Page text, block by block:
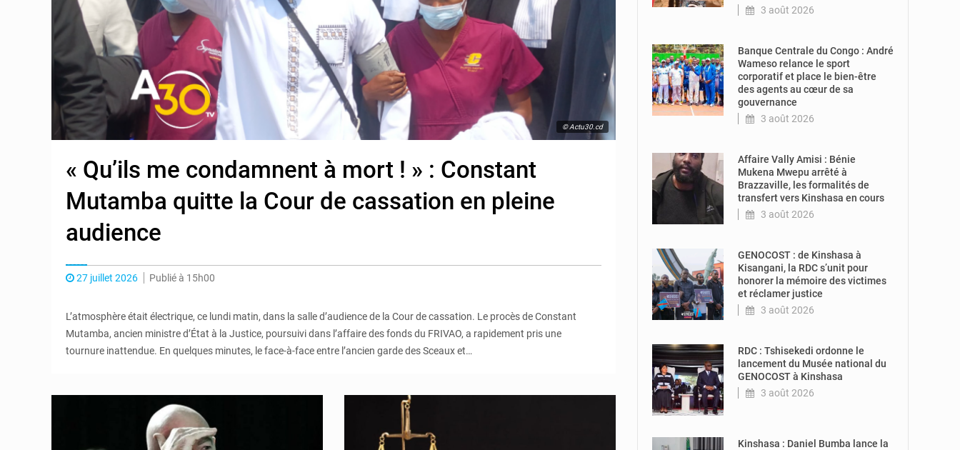
© Actu30.cd
« Qu’ils me condamnent à mort ! » : Constant
Mutamba quitte la Cour de cassation en pleine
audience
27 juillet 2026 Publié à 15h00
L’atmosphère était électrique, ce lundi matin, dans la salle d’audience de la Cour de cassation. Le procès de Constant
Mutamba, ancien ministre d’État à la Justice, poursuivi dans l’affaire des fonds du FRIVAO, a rapidement pris une
tournure inattendue. En quelques minutes, le face-à-face entre l’ancien garde des Sceaux et…
3 août 2026
Banque Centrale du Congo : André
Wameso relance le sport
corporatif et place le bien-être
des agents au cœur de sa
gouvernance
3 août 2026
Affaire Vally Amisi : Bénie
Mukena Mwepu arrêté à
Brazzaville, les formalités de
transfert vers Kinshasa en cours
3 août 2026
GENOCOST : de Kinshasa à
Kisangani, la RDC s’unit pour
honorer la mémoire des victimes
et réclamer justice
3 août 2026
RDC : Tshisekedi ordonne le
lancement du Musée national du
GENOCOST à Kinshasa
3 août 2026
© Gouvernorat
Kinshasa : Daniel Bumba lance la